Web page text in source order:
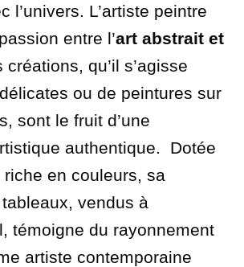
l’univers. L’artiste peintre
entre l’art abstrait et
créations, qu’il s’agisse
ou de peintures sur
sont le fruit d’une
authentique. Dotée
riche en couleurs, sa
vendus à
témoigne du rayonnement
artiste contemporaine